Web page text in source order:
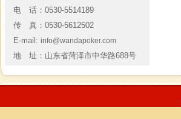
电 话：0530-5514189
传 真：0530-5612502
E-mail: info@wandapoker.com
地 址：山东省菏泽市中华路688号